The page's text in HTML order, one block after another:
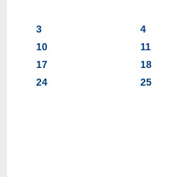
3 4
10
11
17
18
24
25